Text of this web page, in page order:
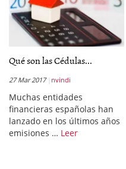
Qué son las Cédulas...
27 Mar 2017 nvindi
Muchas entidades
financieras españolas han
lanzado en los últimos años
emisiones … Leer